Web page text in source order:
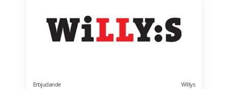
Erbjudande Willys